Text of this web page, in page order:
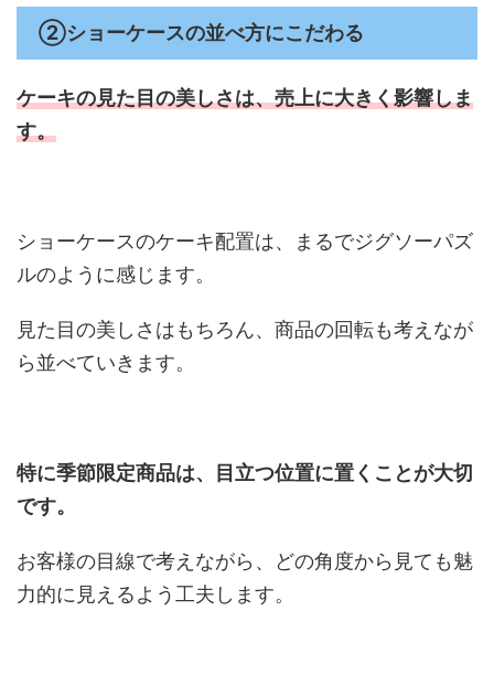
②ショーケースの並べ方にこだわる
ケーキの見た目の美しさは、売上に大きく影響しま
す。
ショーケースのケーキ配置は、まるでジグソーパズ
ルのように感じます。
見た目の美しさはもちろん、商品の回転も考えなが
ら並べていきます。
特に季節限定商品は、目立つ位置に置くことが大切
です。
お客様の目線で考えながら、どの角度から見ても魅
力的に見えるよう工夫します。